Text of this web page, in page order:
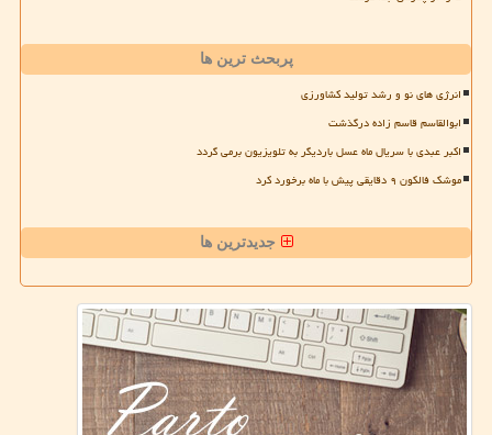
پربحث ترین ها
انرژی های نو و رشد تولید کشاورزی
ابوالقاسم قاسم زاده درگذشت
اکبر عبدی با سریال ماه عسل باردیگر به تلویزیون برمی گردد
موشک فالکون ۹ دقایقی پیش با ماه برخورد کرد
جدیدترین ها